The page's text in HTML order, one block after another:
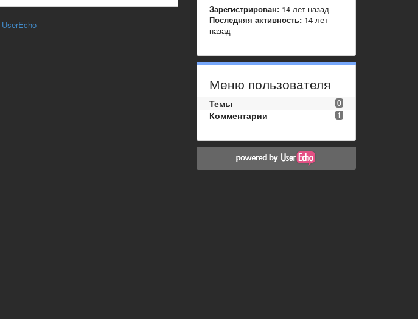
UserEcho
Зарегистрирован: 14 лет назад
Последняя активность: 14 лет
назад
Меню пользователя
0
Темы
1
Комментарии